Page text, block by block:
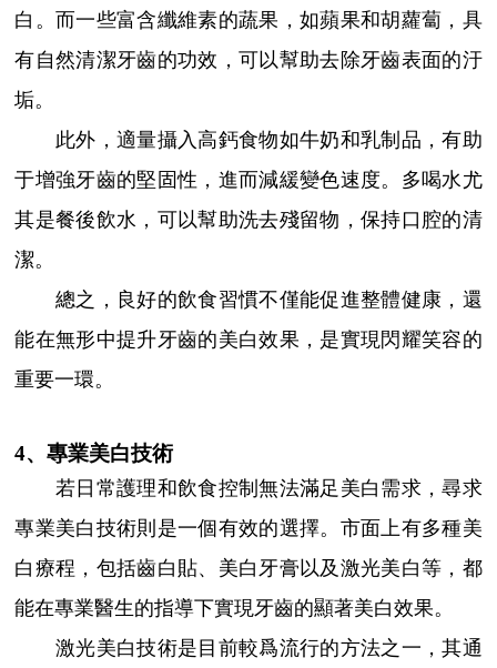
白。而一些富含纖維素的蔬果，如蘋果和胡蘿蔔，具
有自然清潔牙齒的功效，可以幫助去除牙齒表面的汙
垢。
此外，適量攝入高鈣食物如牛奶和乳制品，有助
于增強牙齒的堅固性，進而減緩變色速度。多喝水尤
其是餐後飲水，可以幫助洗去殘留物，保持口腔的清
潔。
總之，良好的飲食習慣不僅能促進整體健康，還
能在無形中提升牙齒的美白效果，是實現閃耀笑容的
重要一環。
4、專業美白技術
若日常護理和飲食控制無法滿足美白需求，尋求
專業美白技術則是一個有效的選擇。市面上有多種美
白療程，包括齒白貼、美白牙膏以及激光美白等，都
能在專業醫生的指導下實現牙齒的顯著美白效果。
激光美白技術是目前較爲流行的方法之一，其通